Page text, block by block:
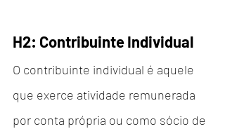
H2: Contribuinte Individual
O contribuinte individual é aquele
que exerce atividade remunerada
por conta própria ou como sócio de